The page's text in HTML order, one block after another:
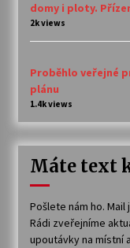
domy i ploty.
2k views
Proběhlo veřejné
plánu
1.4k views
Máte text
Pošlete nám ho. Mail
Rádi zveřejníme
upoutávky na místní